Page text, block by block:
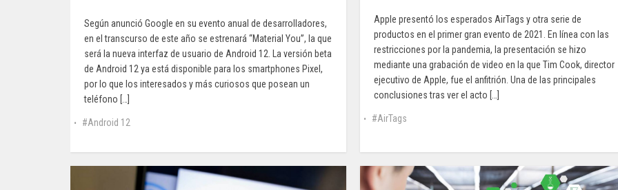
Según anunció Google en su evento anual de desarrolladores,
en el transcurso de este año se estrenará “Material You”, la que
será la nueva interfaz de usuario de Android 12. La versión beta
de Android 12 ya está disponible para los smartphones Pixel,
por lo que los interesados y más curiosos que posean un
teléfono […]
Android 12
Apple presentó los esperados AirTags y otra serie de
productos en el primer gran evento de 2021. En línea con las
restricciones por la pandemia, la presentación se hizo
mediante una grabación de video en la que Tim Cook, director
ejecutivo de Apple, fue el anfitrión. Una de las principales
conclusiones tras ver el acto […]
AirTags